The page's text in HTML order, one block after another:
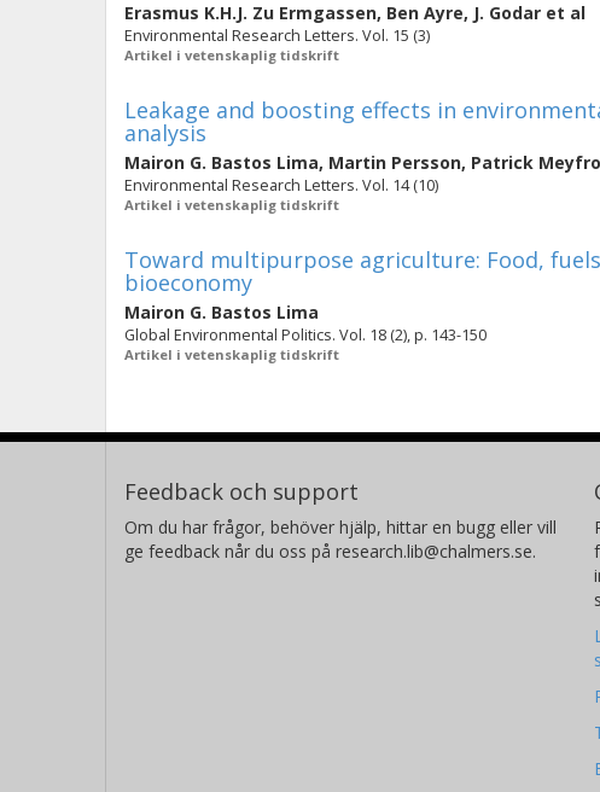
Erasmus K.H.J. Zu Ermgassen, Ben Ayre, J. Godar et al
Environmental Research Letters. Vol. 15 (3)
Artikel i vetenskaplig tidskrift
Leakage and boosting effects in
analysis
Mairon G. Bastos Lima, Martin Persson, Patrick
Environmental Research Letters. Vol. 14 (10)
Artikel i vetenskaplig tidskrift
Toward multipurpose agriculture: Food,
bioeconomy
Mairon G. Bastos Lima
Global Environmental Politics. Vol. 18 (2), p. 143-150
Artikel i vetenskaplig tidskrift
Feedback och support
Om du har frågor, behöver hjälp, hittar en bugg eller vill
ge feedback når du oss på research.lib@chalmers.se.